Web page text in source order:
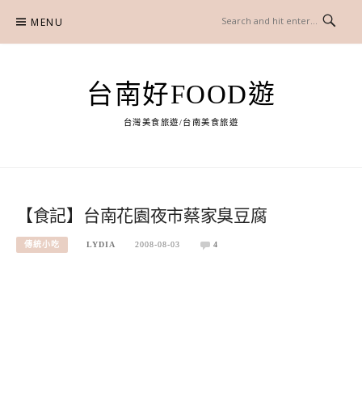
content
MENU
台南好FOOD遊
台灣美食旅遊/台南美食旅遊
【食記】台南花園夜市蔡家臭豆腐
傳統小吃 LYDIA 2008-08-03 4